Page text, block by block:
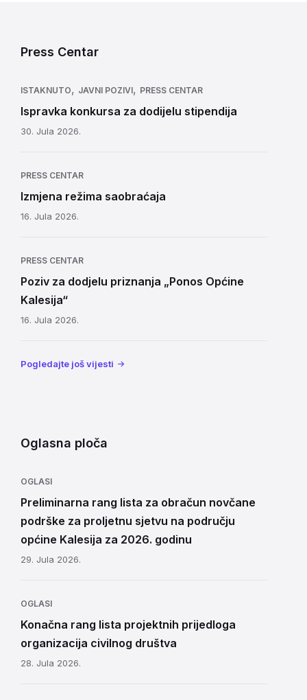
Press Centar
ISTAKNUTO, JAVNI POZIVI, PRESS CENTAR
Ispravka konkursa za dodijelu stipendija
30. Jula 2026.
PRESS CENTAR
Izmjena režima saobraćaja
16. Jula 2026.
PRESS CENTAR
Poziv za dodjelu priznanja „Ponos Općine
Kalesija“
16. Jula 2026.
Pogledajte još vijesti
Oglasna ploča
OGLASI
Preliminarna rang lista za obračun novčane
podrške za proljetnu sjetvu na području
općine Kalesija za 2026. godinu
29. Jula 2026.
OGLASI
Konačna rang lista projektnih prijedloga
organizacija civilnog društva
28. Jula 2026.